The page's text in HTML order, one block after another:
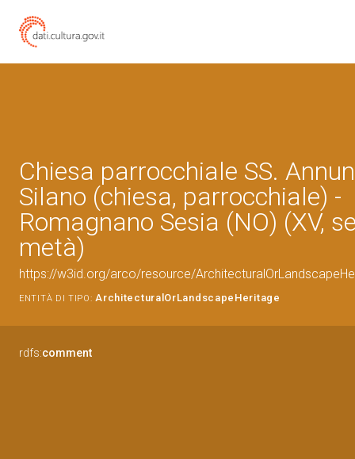
Chiesa parrocchiale SS.
Silano (chiesa, parrocchiale) -
Romagnano Sesia (NO) (XV,
metà)
https://w3id.org/arco/resource/
ENTITÀ DI TIPO: ArchitecturalOrLandscapeHeritage
rdfs:comment